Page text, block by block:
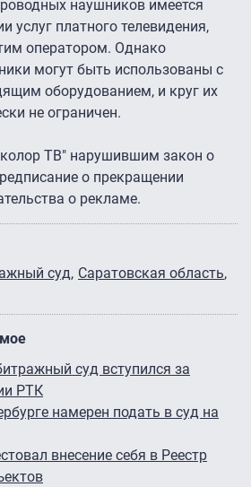
наушников имеется
услуг платного телевидения,
оператором. Однако
могут быть использованы с
оборудованием, и круг их
не ограничен.
ТВ" нарушившим закон о
о прекращении
о рекламе.
суд Саратовская область
суд вступился за
РТК
намерен подать в суд на
внесение себя в Реестр